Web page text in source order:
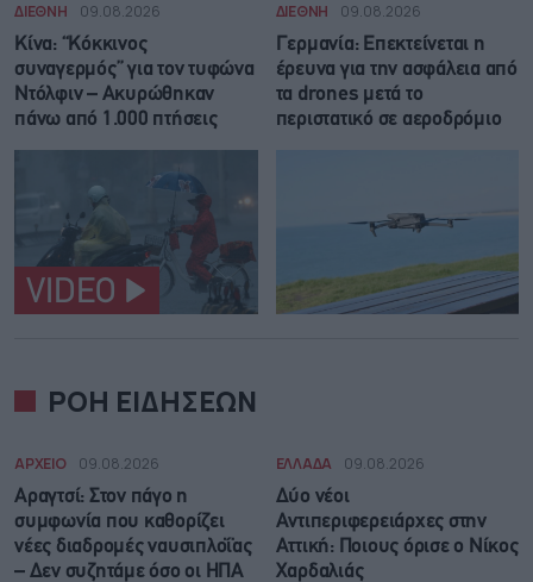
ΔΙΕΘΝΗ 09.08.2026
Κίνα: “Κόκκινος
συναγερμός” για τον τυφώνα
Ντόλφιν – Ακυρώθηκαν
πάνω από 1.000 πτήσεις
VIDEO
ΔΙΕΘΝΗ 09.08.2026
Γερμανία: Επεκτείνεται η
έρευνα για την ασφάλεια από
τα drones μετά το
περιστατικό σε αεροδρόμιο
ΡΟΗ ΕΙΔΗΣΕΩΝ
ΑΡΧΕΙΟ 09.08.2026
Αραγτσί: Στον πάγο η
συμφωνία που καθορίζει
νέες διαδρομές ναυσιπλοΐας
– Δεν συζητάμε όσο οι ΗΠΑ
ΕΛΛΑΔΑ 09.08.2026
Δύο νέοι
Αντιπεριφερειάρχες στην
Αττική: Ποιους όρισε ο Νίκος
Χαρδαλιάς